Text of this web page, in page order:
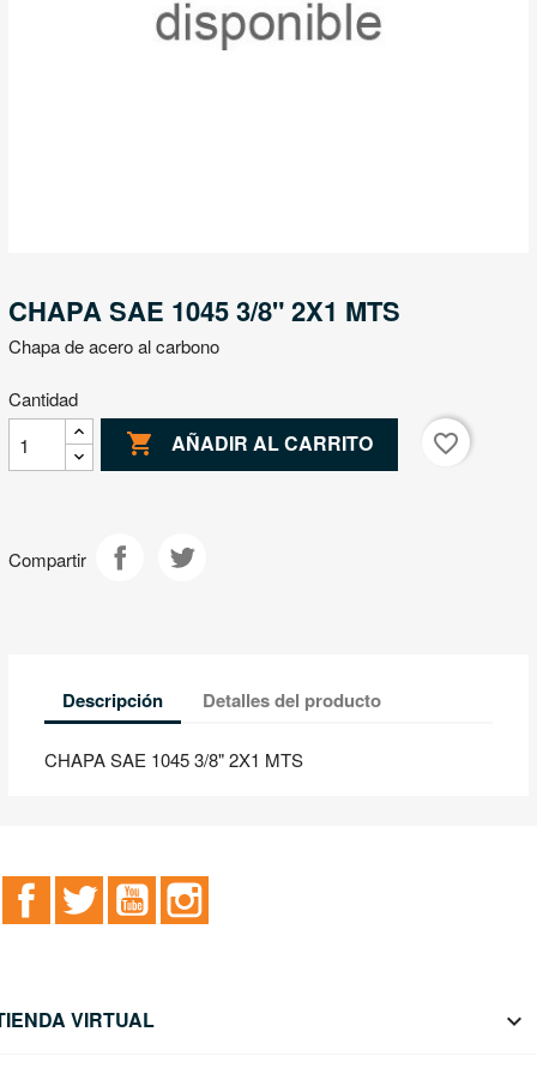
CHAPA SAE 1045 3/8" 2X1 MTS
Chapa de acero al carbono
Cantidad
 AÑADIR AL CARRITO favorite_border
Compartir
Descripción Detalles del producto
CHAPA SAE 1045 3/8" 2X1 MTS
FacebookTwitter YouTube
VIRTUAL 